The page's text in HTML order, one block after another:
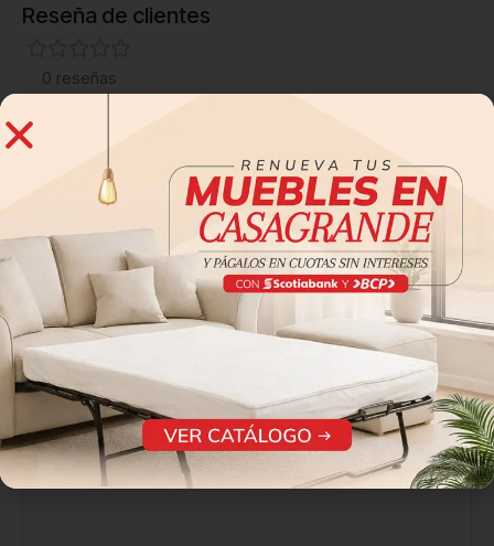
Reseña de clientes
0 reseñas
0
0
Sé el primero en valorar “MESA ALBANY LATERAL”
Tu dirección de correo electrónico no será publicada. Los
campos obligatorios están marcados con*
Tu puntuación
Tu valoración *